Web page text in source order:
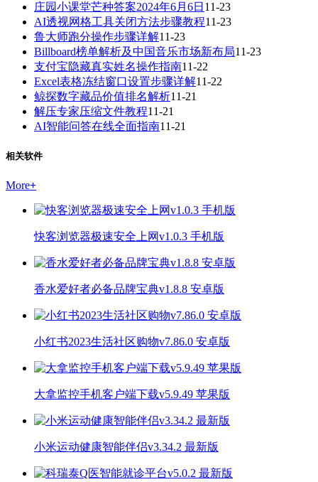
庄园小课堂芒种答案2024年6月6日 11-23
AI透视网格工具关闭方法步骤教程11-23
鲁大师跑分操作步骤详解11-23
Billboard榜单解析及中国音乐市场新布局11-23
支付宝隐藏真实姓名操作指南11-22
Excel表格冻结窗口设置步骤详解11-22
鲸探数字藏品价值排名解析11-21
解压专家压缩文件教程11-21
AI智能问答在线全面指南11-21
相关软件
More+
快客浏览器极速安全上网v1.0.3 手机版
香水爱好者必备品牌宝典v1.8.8 安卓版
小红书2023生活社区购物v7.86.0 安卓版
大拿监控手机客户端下载v5.9.49 苹果版
小米运动健康智能伴侣v3.34.2 最新版